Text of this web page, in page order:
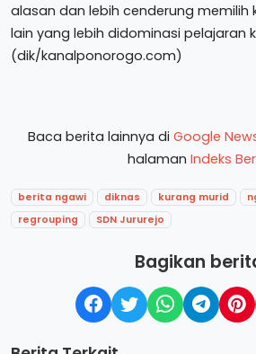
alasan dan lebih cenderung memilih
lain yang lebih didominasi pelajaran
(dik/kanalponorogo.com)
Baca berita lainnya di Google
halaman Indeks
berita ngawi diknas kurang murid
regrouping
SDN Jururejo
Bagikan